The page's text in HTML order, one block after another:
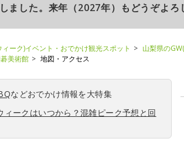
ました。来年（2027年）もどうぞよろ
ーク)イベント・おでかけ観光スポット
山梨県の
美術館 地図・アクセス
などおでかけ情報を大特集
ィークはいつから？混雑ピーク予想と回